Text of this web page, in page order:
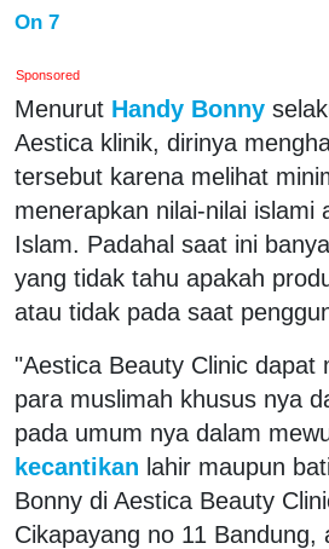
On 7
Sponsored
Menurut Handy Bonny
Aestica klinik, dirinya
tersebut karena melihat
menerapkan nilai-nilai islami
Islam. Padahal saat ini
yang tidak tahu apakah
atau tidak pada saat
"Aestica Beauty Clinic dapat
para muslimah khusus nya
pada umum nya dalam
kecantikan lahir maupun
Bonny di Aestica Beauty
Cikapayang no 11 Bandung,